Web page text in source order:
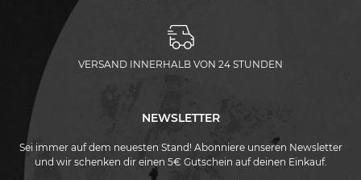
VERSAND INNERHALB VON 24 STUNDEN
NEWSLETTER
Sei immer auf dem neuesten Stand! Abonniere unseren Newsletter
und wir schenken dir einen 5€ Gutschein auf deinen Einkauf.